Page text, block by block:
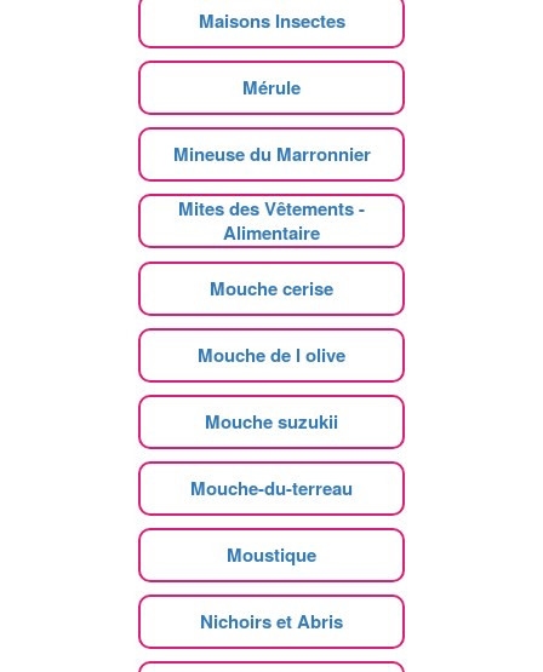
Maisons Insectes
Mérule
Mineuse du Marronnier
Mites des Vêtements -
Alimentaire
Mouche cerise
Mouche de l olive
Mouche suzukii
Mouche-du-terreau
Moustique
Nichoirs et Abris